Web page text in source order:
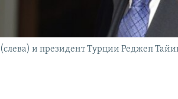
и президент Турции Реджеп